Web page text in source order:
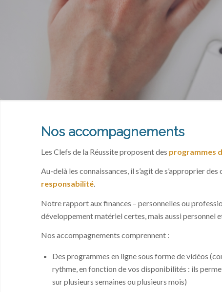
Nos accompagnements
Les Clefs de la Réussite proposent des programmes
Au-delà les connaissances, il s’agit de s’approprier
responsabilité.
Notre rapport aux finances – personnelles ou
développement matériel certes, mais aussi personnel
Nos accompagnements comprennent :
Des programmes en ligne sous forme de vidéos
rythme, en fonction de vos disponibilités : ils
sur plusieurs semaines ou plusieurs mois)